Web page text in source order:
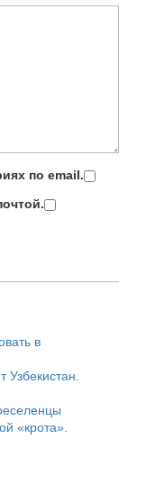
по email.
в
«крота».